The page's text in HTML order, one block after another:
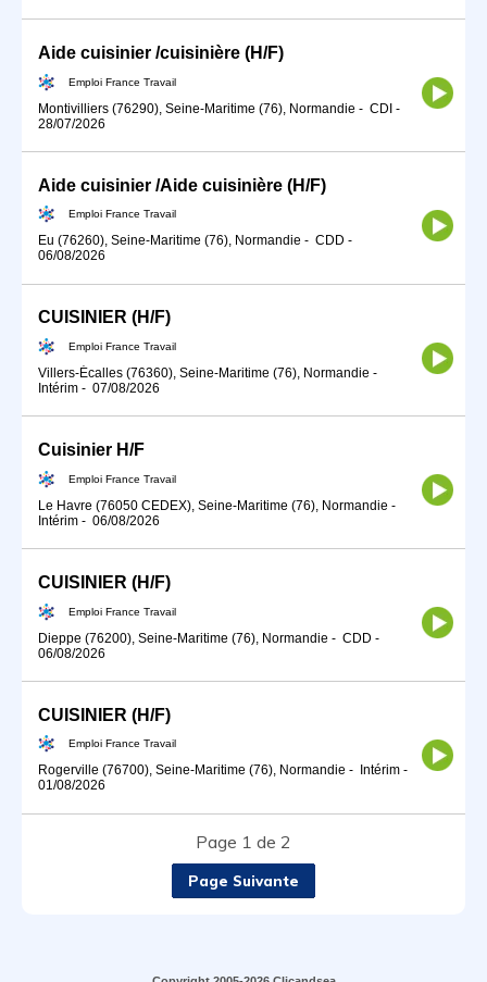
Aide cuisinier /cuisinière (H/F)
Emploi France Travail
Montivilliers (76290), Seine-Maritime (76), Normandie - CDI -
28/07/2026
Aide cuisinier /Aide cuisinière (H/F)
Emploi France Travail
Eu (76260), Seine-Maritime (76), Normandie - CDD -
06/08/2026
CUISINIER (H/F)
Emploi France Travail
Villers-Écalles (76360), Seine-Maritime (76), Normandie -
Intérim - 07/08/2026
Cuisinier H/F
Emploi France Travail
Le Havre (76050 CEDEX), Seine-Maritime (76), Normandie -
Intérim - 06/08/2026
CUISINIER (H/F)
Emploi France Travail
Dieppe (76200), Seine-Maritime (76), Normandie - CDD -
06/08/2026
CUISINIER (H/F)
Emploi France Travail
Rogerville (76700), Seine-Maritime (76), Normandie - Intérim -
01/08/2026
Page 1 de 2
Page Suivante